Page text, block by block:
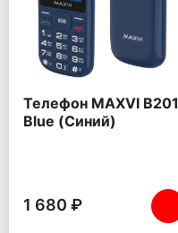
Телефон MAXVI B201
Blue (Синий)
1 680 ₽